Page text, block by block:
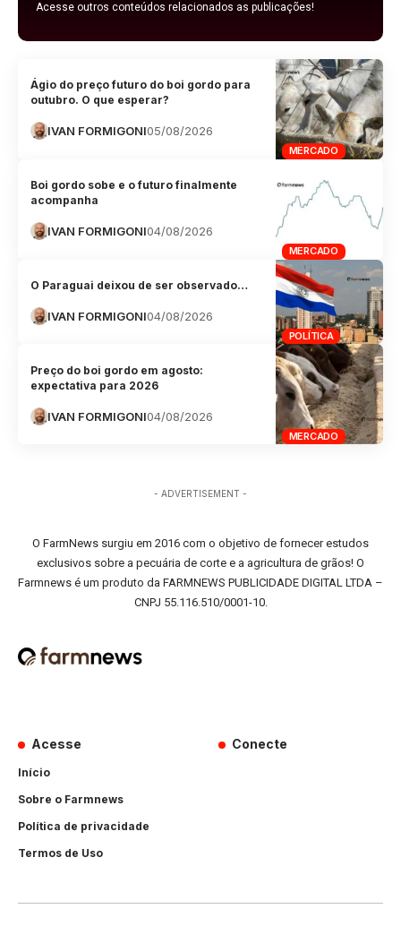
Acesse outros conteúdos relacionados as publicações!
MERCADO
Ágio do preço futuro do boi gordo para
outubro. O que esperar?
IVAN FORMIGONI05/08/2026
MERCADO
Boi gordo sobe e o futuro finalmente
acompanha
IVAN FORMIGONI04/08/2026
POLÍTICA
O Paraguai deixou de ser observado…
IVAN FORMIGONI04/08/2026
MERCADO
Preço do boi gordo em agosto:
expectativa para 2026
IVAN FORMIGONI04/08/2026
- ADVERTISEMENT -
O FarmNews surgiu em 2016 com o objetivo de fornecer estudos
exclusivos sobre a pecuária de corte e a agricultura de grãos! O
Farmnews é um produto da FARMNEWS PUBLICIDADE DIGITAL LTDA –
CNPJ 55.116.510/0001-10.
Acesse
Início
Sobre o Farmnews
Política de privacidade
Termos de Uso
Conecte